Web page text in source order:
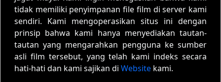
tidak memiliki penyimpanan file film di server kami
sendiri. Kami mengoperasikan situs ini dengan
prinsip bahwa kami hanya menyediakan tautan-
tautan yang mengarahkan pengguna ke sumber
asli film tersebut, yang telah kami indeks secara
hati-hati dan kami sajikan di Website kami.